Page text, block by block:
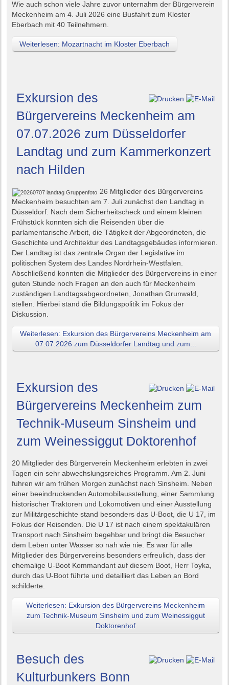
Wie auch schon viele Jahre zuvor unternahm der Bürgerverein
Meckenheim am 4. Juli 2026 eine Busfahrt zum Kloster
Eberbach mit 40 Teilnehmern.
Weiterlesen: Mozartnacht im Kloster Eberbach
Exkursion des
Bürgervereins Meckenheim am
07.07.2026 zum Düsseldorfer
Landtag und zum Kammerkonzert
nach Hilden
26 Mitglieder des Bürgervereins
Meckenheim besuchten am 7. Juli zunächst den Landtag in
Düsseldorf. Nach dem Sicherheitscheck und einem kleinen
Frühstück konnten sich die Reisenden über die
parlamentarische Arbeit, die Tätigkeit der Abgeordneten, die
Geschichte und Architektur des Landtagsgebäudes informieren.
Der Landtag ist das zentrale Organ der Legislative im
politischen System des Landes Nordrhein-Westfalen.
Abschließend konnten die Mitglieder des Bürgervereins in einer
guten Stunde noch Fragen an den auch für Meckenheim
zuständigen Landtagsabgeordneten, Jonathan Grunwald,
stellen. Hierbei stand die Bildungspolitik im Fokus der
Diskussion.
Weiterlesen: Exkursion des Bürgervereins Meckenheim am
07.07.2026 zum Düsseldorfer Landtag und zum...
Exkursion des
Bürgervereins Meckenheim zum
Technik-Museum Sinsheim und
zum Weinessiggut Doktorenhof
20 Mitglieder des Bürgerverein Meckenheim erlebten in zwei
Tagen ein sehr abwechslungsreiches Programm. Am 2. Juni
fuhren wir am frühen Morgen zunächst nach Sinsheim. Neben
einer beeindruckenden Automobilausstellung, einer Sammlung
historischer Traktoren und Lokomotiven und einer Ausstellung
zur Militärgeschichte stand besonders das U-Boot, die U 17, im
Fokus der Reisenden. Die U 17 ist nach einem spektakulären
Transport nach Sinsheim begehbar und bringt die Besucher
dem Leben unter Wasser so nah wie nie. Es war für alle
Mitglieder des Bürgervereins besonders erfreulich, dass der
ehemalige U-Boot Kommandant auf diesem Boot, Herr Toyka,
durch das U-Boot führte und detailliert das Leben an Bord
schilderte.
Weiterlesen: Exkursion des Bürgervereins Meckenheim
zum Technik-Museum Sinsheim und zum Weinessiggut
Doktorenhof
Besuch des
Kulturbunkers Bonn